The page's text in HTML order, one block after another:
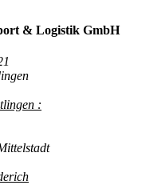
& Logistik GmbH
: